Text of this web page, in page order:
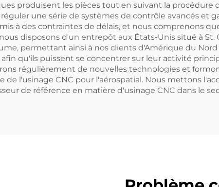
produisent les pièces tout en suivant la procédure
une série de systèmes de contrôle avancés et
à des contraintes de délais, et nous comprenons
disposons d'un entrepôt aux États-Unis situé à
permettant ainsi à nos clients d'Amérique du
qu'ils puissent se concentrer sur leur activité
régulièrement de nouvelles technologies et
de l'usinage CNC pour l'aérospatial. Nous mettons
de référence en matière d'usinage CNC dans le